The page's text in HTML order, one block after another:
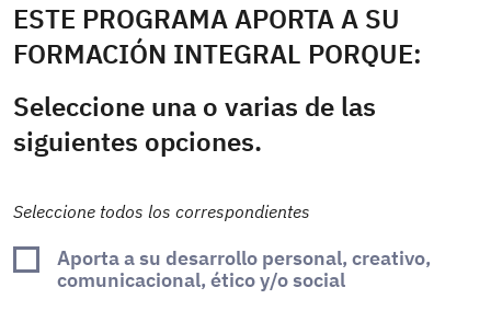
ESTE PROGRAMA APORTA A SU
FORMACIÓN INTEGRAL PORQUE:
Seleccione una o varias de las
siguientes opciones.
Seleccione todos los correspondientes
Aporta a su desarrollo personal, creativo,
comunicacional, ético y/o social